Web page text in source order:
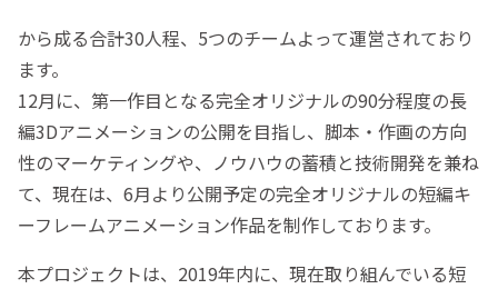
から成る合計30人程、5つのチームよって運営されており
ます。
12月に、第一作目となる完全オリジナルの90分程度の長
編3Dアニメーションの公開を目指し、脚本・作画の方向
性のマーケティングや、ノウハウの蓄積と技術開発を兼ね
て、現在は、6月より公開予定の完全オリジナルの短編キ
ーフレームアニメーション作品を制作しております。
本プロジェクトは、2019年内に、現在取り組んでいる短